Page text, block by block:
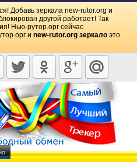
Добавь зеркала new-rutor.org и
другой работает! Так
Нью-рутор.орг сейчас
и new-rutor.org зеркало это